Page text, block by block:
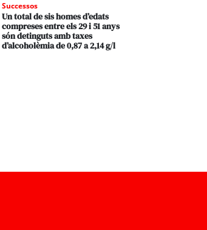
Successos
Un total de sis homes d’edats
compreses entre els 29 i 51 anys
són detinguts amb taxes
d’alcoholèmia de 0,87 a 2,14 g/l